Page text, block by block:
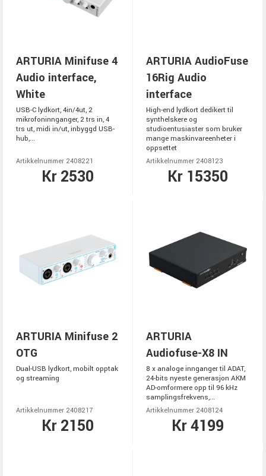
ARTURIA Minifuse 4
Audio interface,
White
USB-C lydkort, 4in/4ut, 2
mikrofoninnganger, 2 trs in, 4
trs ut, midi in/ut, inbyggd USB-
hub,...
Artikkelnummer 2408221
Kr 2530
ARTURIA AudioFuse
16Rig Audio
interface
High-end lydkort dedikert til
synthelskere og
studioentusiaster som bruker
mange maskinvareenheter i
oppsettet
Artikkelnummer 2408123
Kr 15350
ARTURIA Minifuse 2
OTG
Dual-USB lydkort, mobilt opptak
og streaming
Artikkelnummer 2408217
Kr 2150
ARTURIA
Audiofuse-X8 IN
8 x analoge innganger til ADAT,
24-bits nyeste generasjon AKM
AD-omformere opp til 96 kHz
samplingsfrekvens,...
Artikkelnummer 2408124
Kr 4199